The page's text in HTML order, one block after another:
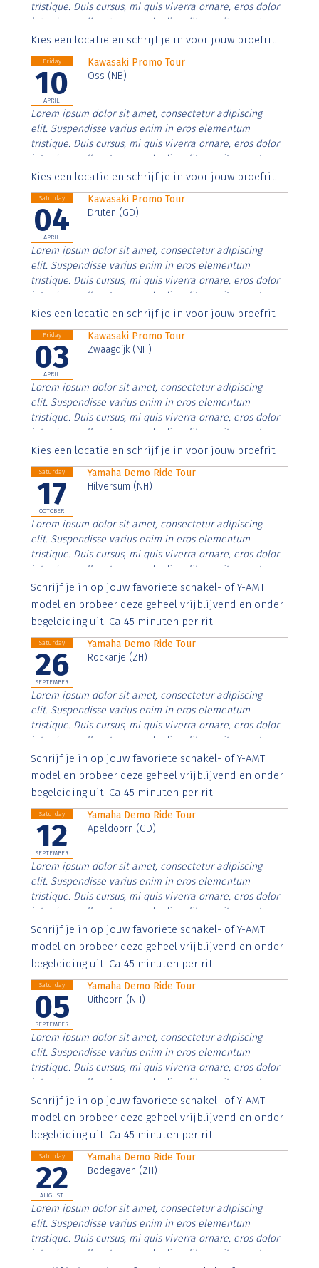
tristique. Duis cursus, mi quis viverra ornare, eros dolor
interdum nulla, ut commodo diam libero vitae erat.
Aenean faucibus nibh et justo cursus id rutrum lorem
Kies een locatie en schrijf je in voor jouw proefrit
Friday
10
APRIL
Kawasaki Promo Tour
Oss (NB)
Lorem ipsum dolor sit amet, consectetur adipiscing
elit. Suspendisse varius enim in eros elementum
tristique. Duis cursus, mi quis viverra ornare, eros dolor
interdum nulla, ut commodo diam libero vitae erat.
Aenean faucibus nibh et justo cursus id rutrum lorem
Kies een locatie en schrijf je in voor jouw proefrit
Saturday
04
APRIL
Kawasaki Promo Tour
Druten (GD)
Lorem ipsum dolor sit amet, consectetur adipiscing
elit. Suspendisse varius enim in eros elementum
tristique. Duis cursus, mi quis viverra ornare, eros dolor
interdum nulla, ut commodo diam libero vitae erat.
Aenean faucibus nibh et justo cursus id rutrum lorem
Kies een locatie en schrijf je in voor jouw proefrit
Friday
03
APRIL
Kawasaki Promo Tour
Zwaagdijk (NH)
Lorem ipsum dolor sit amet, consectetur adipiscing
elit. Suspendisse varius enim in eros elementum
tristique. Duis cursus, mi quis viverra ornare, eros dolor
interdum nulla, ut commodo diam libero vitae erat.
Aenean faucibus nibh et justo cursus id rutrum lorem
Kies een locatie en schrijf je in voor jouw proefrit
Saturday
17
OCTOBER
Yamaha Demo Ride Tour
Hilversum (NH)
Lorem ipsum dolor sit amet, consectetur adipiscing
elit. Suspendisse varius enim in eros elementum
tristique. Duis cursus, mi quis viverra ornare, eros dolor
interdum nulla, ut commodo diam libero vitae erat.
Aenean faucibus nibh et justo cursus id rutrum lorem
imperdiet. Nunc ut sem vitae risus tristique posuere.
Schrijf je in op jouw favoriete schakel- of Y-AMT
model en probeer deze geheel vrijblijvend en onder
begeleiding uit. Ca 45 minuten per rit!
Saturday
26
SEPTEMBER
Yamaha Demo Ride Tour
Rockanje (ZH)
Lorem ipsum dolor sit amet, consectetur adipiscing
elit. Suspendisse varius enim in eros elementum
tristique. Duis cursus, mi quis viverra ornare, eros dolor
interdum nulla, ut commodo diam libero vitae erat.
Aenean faucibus nibh et justo cursus id rutrum lorem
imperdiet. Nunc ut sem vitae risus tristique posuere.
Schrijf je in op jouw favoriete schakel- of Y-AMT
model en probeer deze geheel vrijblijvend en onder
begeleiding uit. Ca 45 minuten per rit!
Saturday
12
SEPTEMBER
Yamaha Demo Ride Tour
Apeldoorn (GD)
Lorem ipsum dolor sit amet, consectetur adipiscing
elit. Suspendisse varius enim in eros elementum
tristique. Duis cursus, mi quis viverra ornare, eros dolor
interdum nulla, ut commodo diam libero vitae erat.
Aenean faucibus nibh et justo cursus id rutrum lorem
imperdiet. Nunc ut sem vitae risus tristique posuere.
Schrijf je in op jouw favoriete schakel- of Y-AMT
model en probeer deze geheel vrijblijvend en onder
begeleiding uit. Ca 45 minuten per rit!
Saturday
05
SEPTEMBER
Yamaha Demo Ride Tour
Uithoorn (NH)
Lorem ipsum dolor sit amet, consectetur adipiscing
elit. Suspendisse varius enim in eros elementum
tristique. Duis cursus, mi quis viverra ornare, eros dolor
interdum nulla, ut commodo diam libero vitae erat.
Aenean faucibus nibh et justo cursus id rutrum lorem
imperdiet. Nunc ut sem vitae risus tristique posuere.
Schrijf je in op jouw favoriete schakel- of Y-AMT
model en probeer deze geheel vrijblijvend en onder
begeleiding uit. Ca 45 minuten per rit!
Saturday
22
AUGUST
Yamaha Demo Ride Tour
Bodegaven (ZH)
Lorem ipsum dolor sit amet, consectetur adipiscing
elit. Suspendisse varius enim in eros elementum
tristique. Duis cursus, mi quis viverra ornare, eros dolor
interdum nulla, ut commodo diam libero vitae erat.